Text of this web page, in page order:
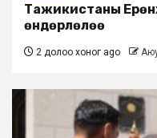
Тажикистаны
өндөрлөлөө
2 долоо хоног ago